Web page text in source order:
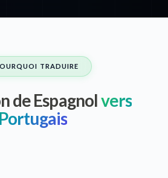
TRADUIRE
de Espagnolvers
Portugais